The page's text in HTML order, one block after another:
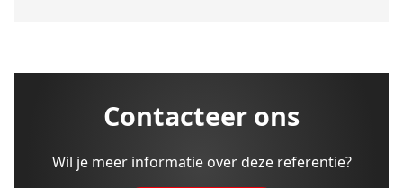
Contacteer ons
Wil je meer informatie over deze referentie?